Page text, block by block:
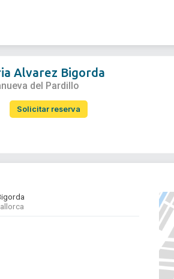
Alvarez Bigorda
del Pardillo
Solicitar reserva